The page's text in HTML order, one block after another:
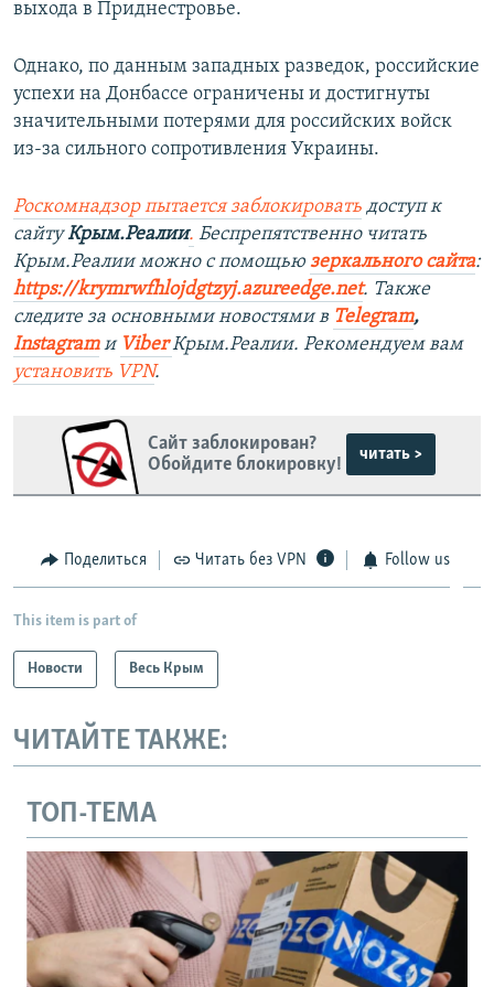
выхода в Приднестровье.
Однако, по данным западных разведок, российские
успехи на Донбассе ограничены и достигнуты
значительными потерями для российских войск
из-за сильного сопротивления Украины.
Роскомнадзор пытается заблокировать доступ к
сайту Крым.Реалии. Беспрепятственно читать
Крым.Реалии можно с помощью зеркального сайта:
https://krymrwfhlojdgtzyj.azureedge.net. Также
следите за основными новостями в Telegram,
Instagram и ViberКрым.Реалии. Рекомендуем вам
установить VPN.
Сайт заблокирован?
Обойдите блокировку!
читать >
Поделиться Читать без VPN Follow us
This item is part of
Новости Весь Крым
ЧИТАЙТЕ ТАКЖЕ:
ТОП-ТЕМА